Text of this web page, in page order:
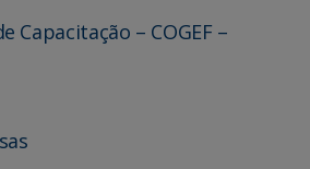
Capacitação – COGEF –